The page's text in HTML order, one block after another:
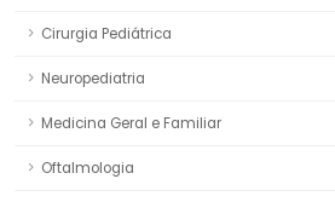
Cirurgia Pediátrica
Neuropediatria
Medicina Geral e Familiar
Oftalmologia